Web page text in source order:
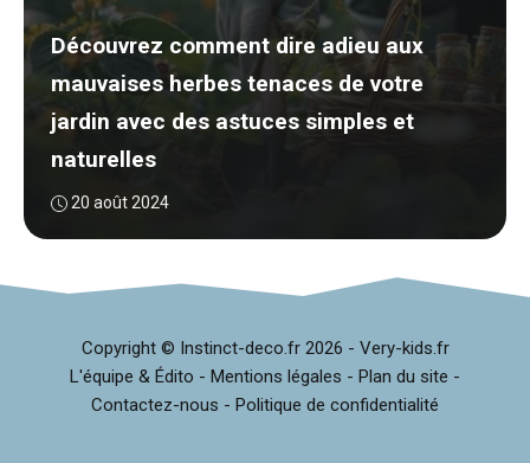
Découvrez comment dire adieu aux
mauvaises herbes tenaces de votre
jardin avec des astuces simples et
naturelles
20 août 2024
Copyright © Instinct-deco.fr 2026 - Very-kids.fr
L'équipe & Édito - Mentions légales - Plan du site -
Contactez-nous - Politique de confidentialité